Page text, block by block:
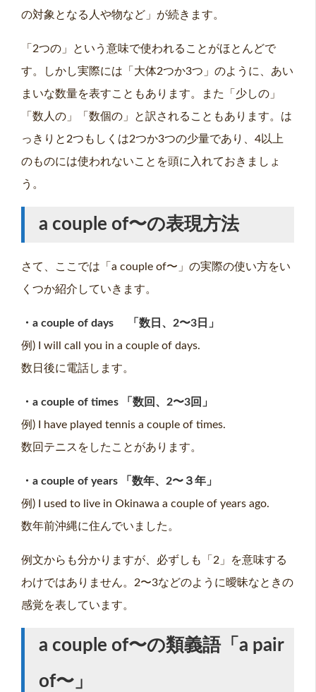
の対象となる人や物など」が続きます。
「2つの」という意味で使われることがほとんどで
す。しかし実際には「大体2つか3つ」のように、あい
まいな数量を表すこともあります。また「少しの」
「数人の」「数個の」と訳されることもあります。は
っきりと2つもしくは2つか3つの少量であり、4以上
のものには使われないことを頭に入れておきましょ
う。
a couple of〜の表現方法
さて、ここでは「a couple of〜」の実際の使い方をい
くつか紹介していきます。
・a couple of days 「数日、2〜3日」
例) I will call you in a couple of days.
数日後に電話します。
・a couple of times 「数回、2〜3回」
例) I have played tennis a couple of times.
数回テニスをしたことがあります。
・a couple of years 「数年、2〜３年」
例) I used to live in Okinawa a couple of years ago.
数年前沖縄に住んでいました。
例文からも分かりますが、必ずしも「2」を意味する
わけではありません。2〜3などのように曖昧なときの
感覚を表しています。
a couple of〜の類義語「a pair
of〜」